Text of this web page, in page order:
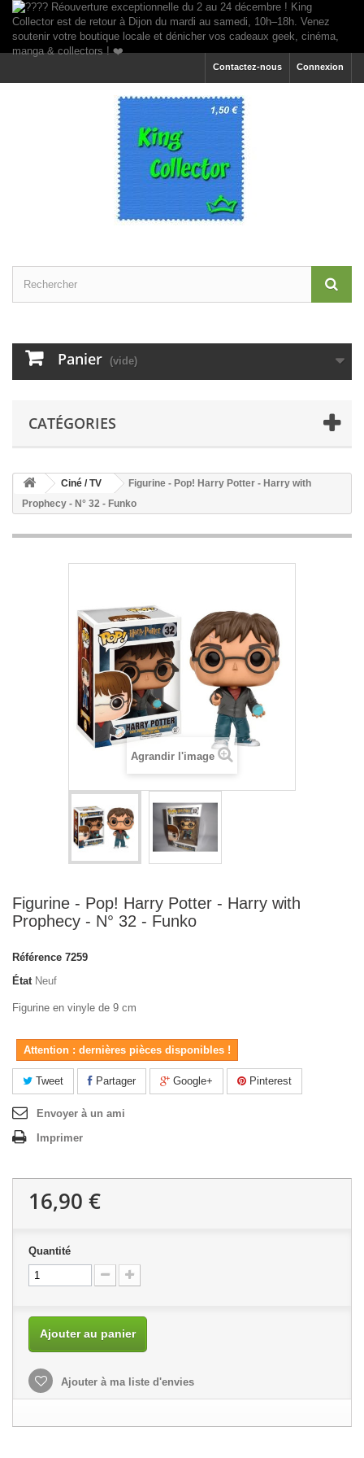
Connexion
Contactez-nous
Panier (vide)
CATÉGORIES
Ciné / TV
Figurine - Pop! Harry Potter - Harry with
Prophecy - N° 32 - Funko
Agrandir l'image
Figurine - Pop! Harry Potter - Harry with
Prophecy - N° 32 - Funko
Référence 7259
État Neuf
Figurine en vinyle de 9 cm
Attention : dernières pièces disponibles !
Tweet Partager Google+ Pinterest
Envoyer à un ami
Imprimer
16,90 €
Quantité
Ajouter au panier
Ajouter à ma liste d'envies